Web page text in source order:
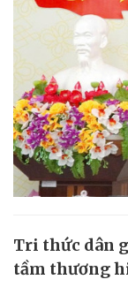
Tri thức dân
tầm thương